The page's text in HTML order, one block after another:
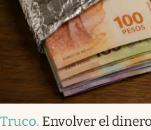
Truco. Envolver el